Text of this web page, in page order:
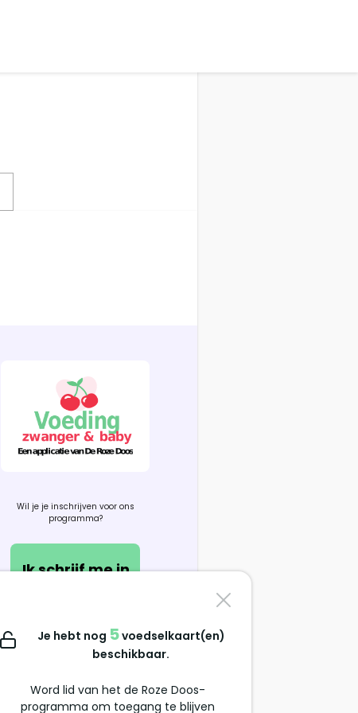
Wil je je inschrijven voor ons
programma?
Ik schrijf me in
Contacteer ons
support@alimentation-
Je hebt nog 5voedselkaart(en)
beschikbaar.
Word lid van het de Roze Doos-
programma om toegang te blijven